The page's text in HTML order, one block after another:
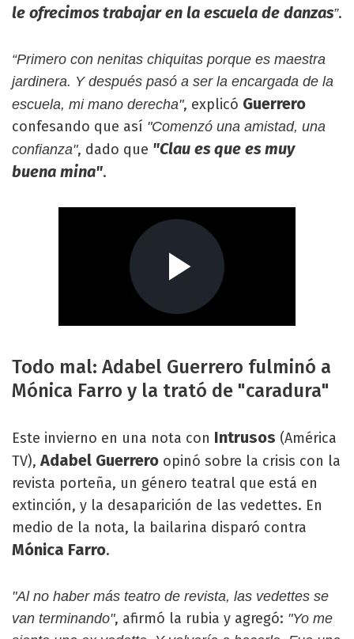
le ofrecimos trabajar en la escuela de danzas”.
“Primero con nenitas chiquitas porque es maestra
jardinera. Y después pasó a ser la encargada de la
escuela, mi mano derecha", explicó Guerrero
confesando que así "Comenzó una amistad, una
confianza", dado que "Clau es que es muy
buena mina".
Todo mal: Adabel Guerrero fulminó a
Mónica Farro y la trató de "caradura"
Este invierno en una nota con Intrusos (América
TV),Adabel Guerrero opinó sobre la crisis con la
revista porteña, un género teatral que está en
extinción, y la desaparición de las vedettes. En
medio de la nota, la bailarina disparó contra
Mónica Farro.
"Al no haber más teatro de revista, las vedettes se
van terminando", afirmó la rubia y agregó: "Yo me